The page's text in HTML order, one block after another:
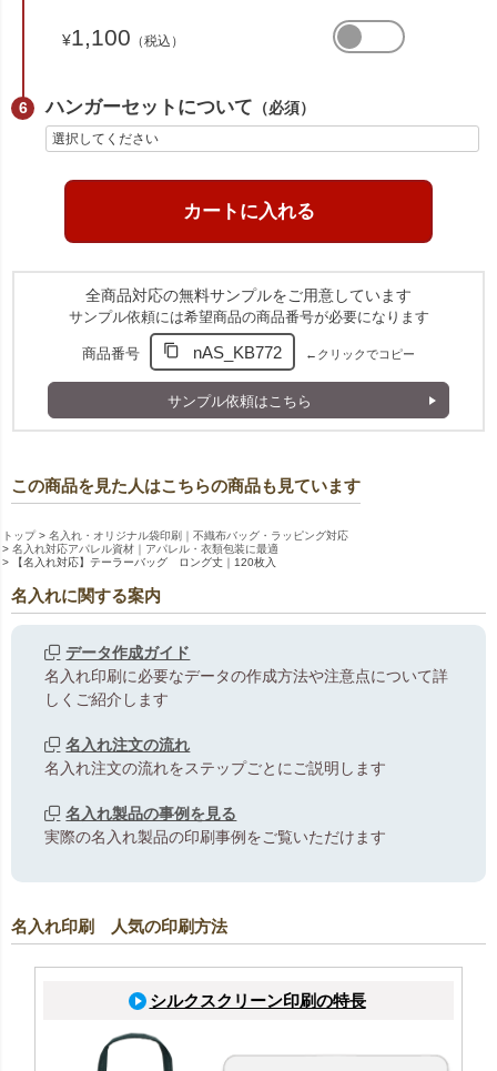
¥1,100 （税込）
ハンガーセットについて （必須）
全商品対応の無料サンプルをご用意しています
サンプル依頼には希望商品の商品番号が必要になります
商品番号 nAS_KB772 ←クリックでコピー
サンプル依頼はこちら
この商品を見た人はこちらの商品も見ています
トップ
名入れ・オリジナル袋印刷｜不織布バッグ・ラッピング対応
名入れ対応アパレル資材｜アパレル・衣類包装に最適
【名入れ対応】テーラーバッグ ロング丈｜120枚入
名入れに関する案内
データ作成ガイド
名入れ印刷に必要なデータの作成方法や注意点について詳
しくご紹介します
名入れ注文の流れ
名入れ注文の流れをステップごとにご説明します
名入れ製品の事例を見る
実際の名入れ製品の印刷事例をご覧いただけます
名入れ印刷 人気の印刷方法
シルクスクリーン印刷の特長